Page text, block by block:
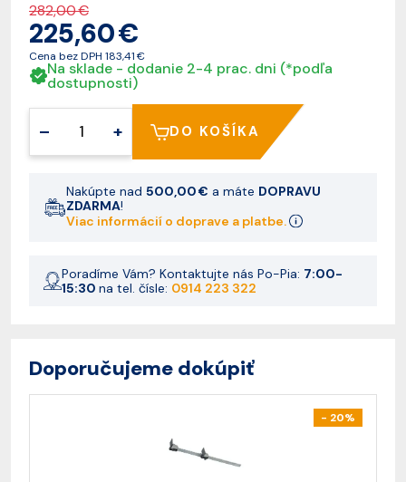
282,00 €
225,60 €
Cena bez DPH 183,41 €
Na sklade - dodanie 2-4 prac. dni (*podľa
dostupnosti)
– + DO KOŠÍKA
Nakúpte nad 500,00 € a máte DOPRAVU
ZDARMA!
Viac informácií o doprave a platbe.
Poradíme Vám? Kontaktujte nás Po-Pia: 7:00-
15:30 na tel. čísle: 0914 223 322
Doporučujeme dokúpiť
- 20%